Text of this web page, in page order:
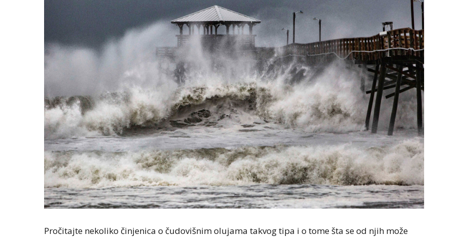
Pročitajte nekoliko činjenica o čudovišnim olujama takvog tipa i o tome šta se od njih može